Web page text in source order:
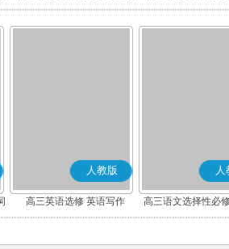
人教版
高三英语选修 英语写作
人
高三语文选择性必
编版)